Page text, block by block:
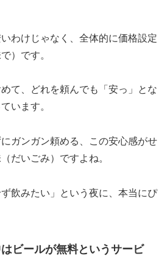
わけじゃなく、全体的に価格設定
）です。
て、どれを頼んでも「安っ」とな
います。
ガンガン頼める、この安心感がせ
だいごみ）ですよね。
ず飲みたい」という夜に、本当にぴ
ビールが無料というサービ